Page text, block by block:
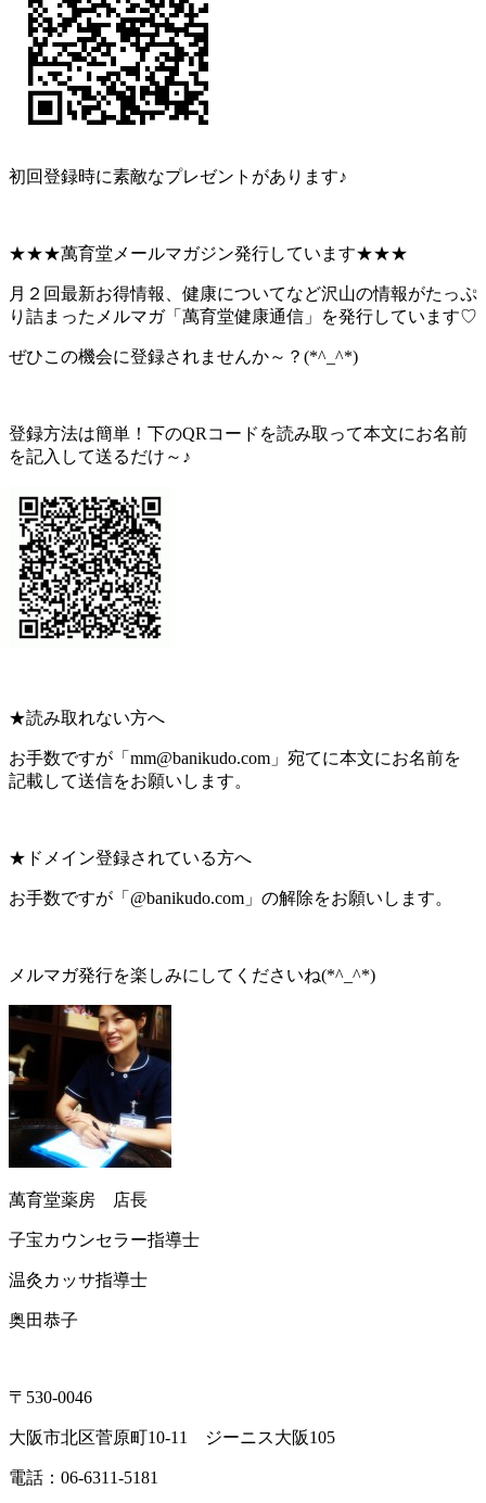
初回登録時に素敵なプレゼントがあります♪
★★★萬育堂メールマガジン発行しています★★★
月２回最新お得情報、健康についてなど沢山の情報がたっぷ
り詰まったメルマガ「萬育堂健康通信」を発行しています♡
ぜひこの機会に登録されませんか～？(*^_^*)
登録方法は簡単！下のQRコードを読み取って本文にお名前
を記入して送るだけ～♪
★読み取れない方へ
お手数ですが「mm@banikudo.com」宛てに本文にお名前を
記載して送信をお願いします。
★ドメイン登録されている方へ
お手数ですが「@banikudo.com」の解除をお願いします。
メルマガ発行を楽しみにしてくださいね(*^_^*)
萬育堂薬房 店長
子宝カウンセラー指導士
温灸カッサ指導士
奥田恭子
〒530-0046
大阪市北区菅原町10-11 ジーニス大阪105
電話：06-6311-5181